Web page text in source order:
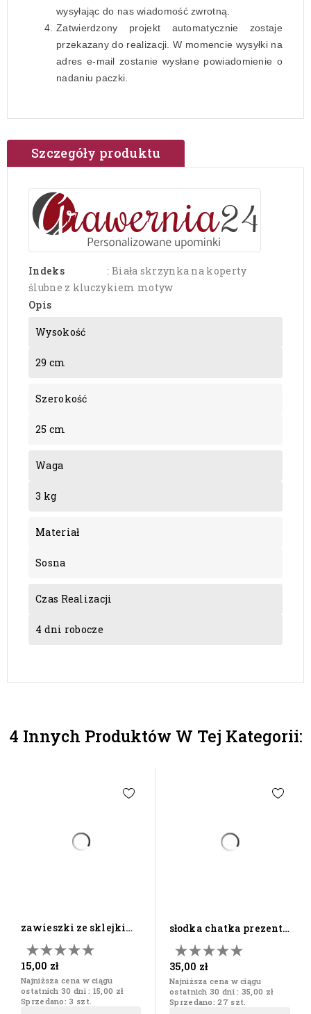
wysyłając do nas wiadomość zwrotną.
Zatwierdzony projekt automatycznie zostaje
przekazany do realizacji. W momencie wysyłki na
adres e-mail zostanie wysłane powiadomienie o
nadaniu paczki.
Szczegóły produktu
Indeks
: Biała skrzynka na koperty
ślubne z kluczykiem motyw
Opis
Wysokość
29 cm
Szerokość
25 cm
Waga
3 kg
Materiał
Sosna
Czas Realizacji
4 dni robocze
4 Innych Produktów W Tej Kategorii:
zawieszki ze sklejki
na choinkę zestaw...
15,00 zł
Najniższa cena w ciągu
ostatnich 30 dni : 15,00 zł
Sprzedano: 3 szt.
słodka chatka prezent
na dzień babci domek...
35,00 zł
Najniższa cena w ciągu
ostatnich 30 dni : 35,00 zł
Sprzedano: 27 szt.